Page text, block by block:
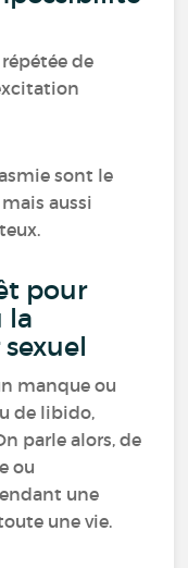
répétée de
sont le
aussi
pour
la
manque ou
de libido,
parle alors, de
ou
une
une vie.